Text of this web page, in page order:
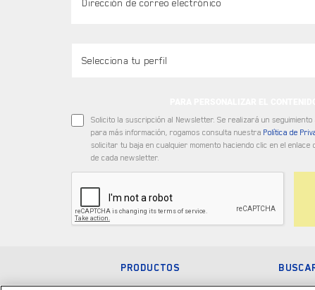
Solicito la suscripción al Newsletter. Se realizará un
para más información, rogamos consulta nuestra Política de
solicitar tu baja en cualquier momento haciendo clic en el
de cada newsletter.
PRODUCTOS